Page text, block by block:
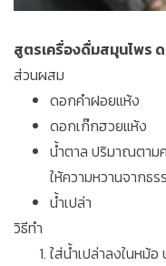
สูตรเครื่องดื่มสมุนไพร
ส่วนผสม
ดอกคำฝอยแห้ง
ดอกเก๊กฮวยแห้ง
น้ำตาล ปริมาณตาม
ให้ความหวานจากธ
น้ำเปล่า
วิธีทำ
ใส่น้ำเปล่าลงในหม้